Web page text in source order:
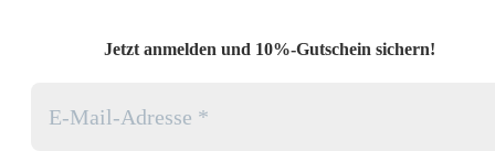
Jetzt anmelden und 10%-Gutschein sichern!